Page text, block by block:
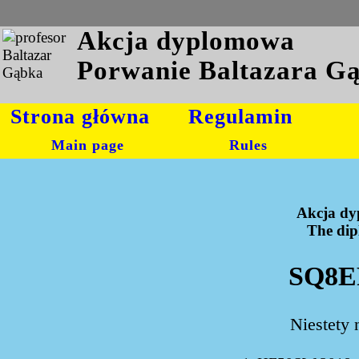
Akcja dyplomowa
Porwanie Baltazara
Strona główna
Main page
Regulamin
Rules
Akcja
The
Niestety